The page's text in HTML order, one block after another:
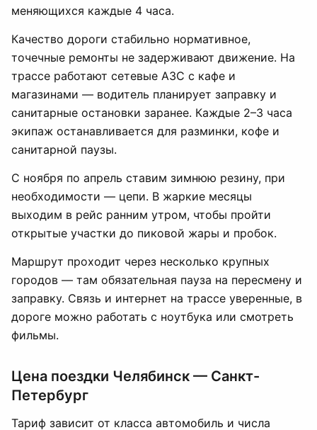
меняющихся каждые 4 часа.
Качество дороги стабильно нормативное,
точечные ремонты не задерживают движение. На
трассе работают сетевые АЗС с кафе и
магазинами — водитель планирует заправку и
санитарные остановки заранее. Каждые 2–3 часа
экипаж останавливается для разминки, кофе и
санитарной паузы.
С ноября по апрель ставим зимнюю резину, при
необходимости — цепи. В жаркие месяцы
выходим в рейс ранним утром, чтобы пройти
открытые участки до пиковой жары и пробок.
Маршрут проходит через несколько крупных
городов — там обязательная пауза на пересмену и
заправку. Связь и интернет на трассе уверенные, в
дороге можно работать с ноутбука или смотреть
фильмы.
Цена поездки Челябинск — Санкт-
Петербург
Тариф зависит от класса автомобиль и числа